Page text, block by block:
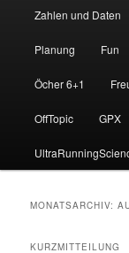
Zahlen und Daten
Planung Fun
Öcher 6+1
OffTopic GPX
MONATSARCHIV:
KURZMITTEILUNG